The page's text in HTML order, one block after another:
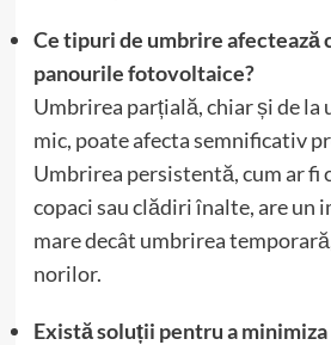
Ce tipuri de umbrire afectează
panourile fotovoltaice?
Umbrirea parțială, chiar și de la
mic, poate afecta semnificativ
Umbrirea persistentă, cum ar fi
copaci sau clădiri înalte, are un
mare decât umbrirea
norilor.
Există soluții pentru a